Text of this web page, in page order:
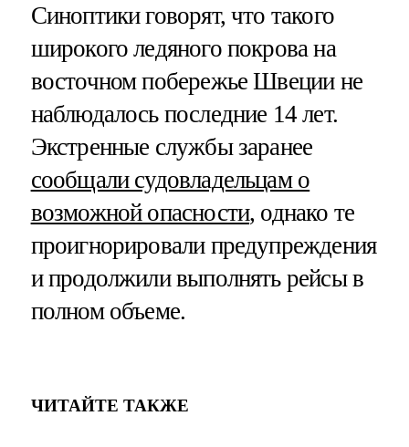
Синоптики говорят, что такого
широкого ледяного покрова на
восточном побережье Швеции не
наблюдалось последние 14 лет.
Экстренные службы заранее
сообщали судовладельцам о
возможной опасности, однако те
проигнорировали предупреждения
и продолжили выполнять рейсы в
полном объеме.
ЧИТАЙТЕ ТАКЖЕ